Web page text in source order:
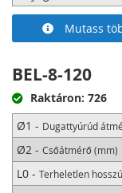
Mutass
BEL-8-120
Raktáron: 726
Ø1 - Dugattyúrúd
Ø2 - Csőátmérő (mm)
L0 - Terheletlen